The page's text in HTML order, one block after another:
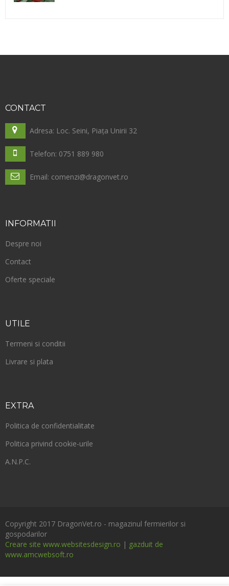
CONTACT
Adresa: Loc. Seini, Piața Unirii 32
Telefon: 0751 889 980
Email: comenzi@dragonvet.ro
INFORMATII
Despre noi
Contact
Oferte speciale
UTILE
Termeni si conditii
Livrare si plata
EXTRA
Politica de confidentialitate
Politica privind cookie-urile
A.N.P.C.
Copyright 2017 DragonVet.ro - magazinul fermierilor si
gospodarilor
Creare site www.websitesdesign.ro | gazduit de
www.amcwebsoft.ro